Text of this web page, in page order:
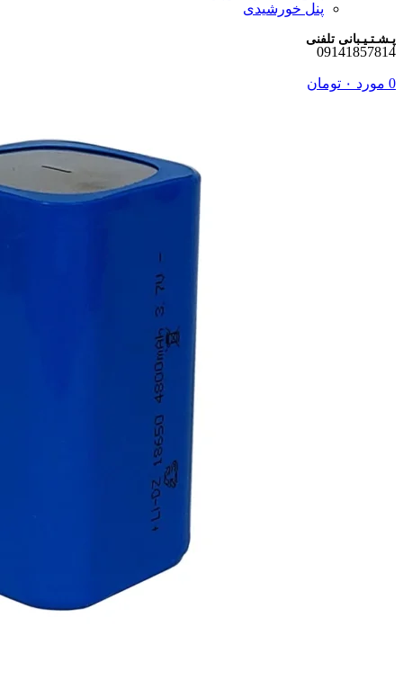
پنل خورشیدی
پـشـتـیـبانی تلفنی
09141857814
0 مورد ۰ تومان